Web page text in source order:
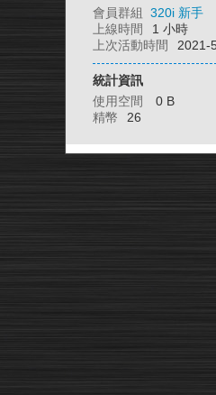
會員群組 320i 新手
上線時間
1 小時
上次活動時間
2021-
統計資訊
使用空間
0 B
精幣
26